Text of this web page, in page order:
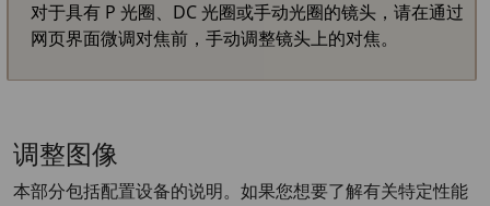
对于具有 P 光圈、DC 光圈或手动光圈的镜头，请在通过
网页界面微调对焦前，手动调整镜头上的对焦。
调整图像
本部分包括配置设备的说明。如果您想要了解有关特定性能